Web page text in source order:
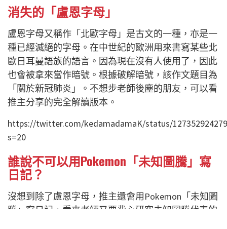
消失的「盧恩字母」
盧恩字母又稱作「北歐字母」是古文的一種，亦是一
種已經滅絕的字母。在中世紀的歐洲用來書寫某些北
歐日耳曼語族的語言。因為現在沒有人使用了，因此
也會被拿來當作暗號。根據破解暗號，該作文題目為
「關於新冠肺炎」。不想步老師後塵的朋友，可以看
推主分享的完全解讀版本。
https://twitter.com/kedamadamaK/status/
s=20
誰說不可以用Pokemon「未知圖騰」寫
日記？
沒想到除了盧恩字母，推主還會用Pokemon「未知圖
騰」寫日記，看來老師又要費心研究未知圖騰代表的